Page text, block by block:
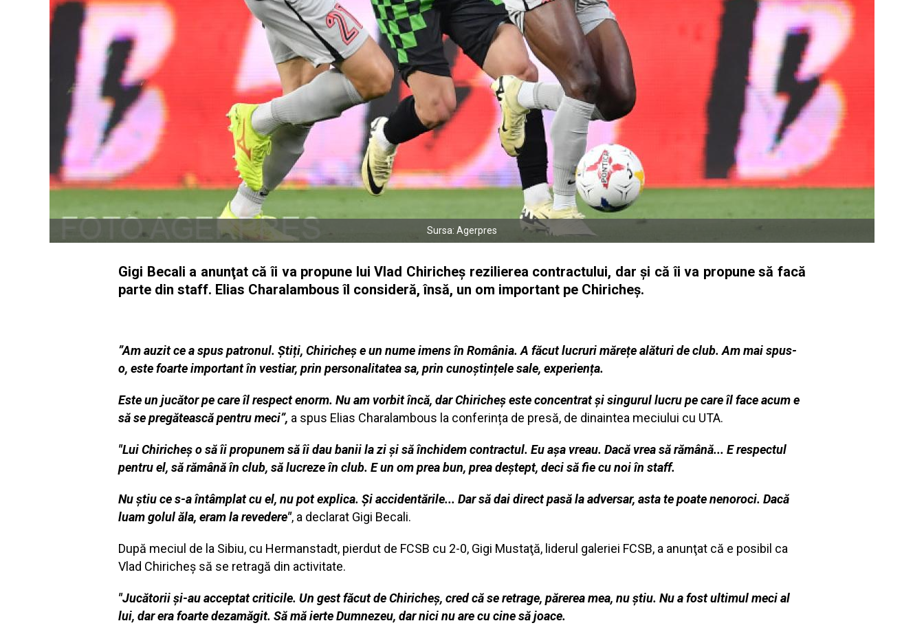
Sursa: Agerpres
Gigi Becali a anunţat că îi va propune lui Vlad Chiricheş rezilierea contractului, dar şi că îi va propune să facă
parte din staff. Elias Charalambous îl consideră, însă, un om important pe Chiricheş.
”Am auzit ce a spus patronul. Știți, Chiricheș e un nume imens în România. A făcut lucruri mărețe alături de club. Am mai spus-
o, este foarte important în vestiar, prin personalitatea sa, prin cunoștințele sale, experiența.
Este un jucător pe care îl respect enorm. Nu am vorbit încă, dar Chiricheș este concentrat și singurul lucru pe care îl face acum e
să se pregătească pentru meci”, a spus Elias Charalambous la conferința de presă, de dinaintea meciului cu UTA.
"Lui Chiricheş o să îi propunem să îi dau banii la zi şi să închidem contractul. Eu aşa vreau. Dacă vrea să rămână... E respectul
pentru el, să rămână în club, să lucreze în club. E un om prea bun, prea deştept, deci să fie cu noi în staff.
Nu ştiu ce s-a întâmplat cu el, nu pot explica. Şi accidentările... Dar să dai direct pasă la adversar, asta te poate nenoroci. Dacă
luam golul ăla, eram la revedere", a declarat Gigi Becali.
După meciul de la Sibiu, cu Hermanstadt, pierdut de FCSB cu 2-0, Gigi Mustaţă, liderul galeriei FCSB, a anunţat că e posibil ca
Vlad Chiricheş să se retragă din activitate.
"Jucătorii și-au acceptat criticile. Un gest făcut de Chiricheș, cred că se retrage, părerea mea, nu știu. Nu a fost ultimul meci al
lui, dar era foarte dezamăgit. Să mă ierte Dumnezeu, dar nici nu are cu cine să joace.